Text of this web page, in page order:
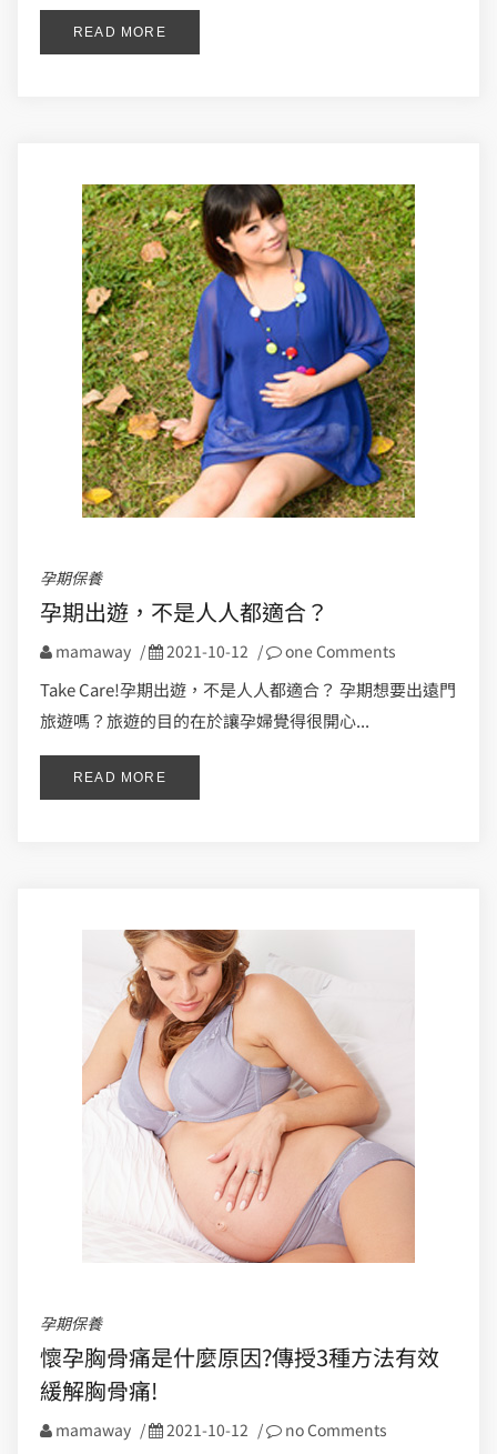
READ MORE
孕期保養
孕期出遊，不是人人都適合？
mamaway / 2021-10-12 / one Comments
Take Care!孕期出遊，不是人人都適合？ 孕期想要出遠門
旅遊嗎？旅遊的目的在於讓孕婦覺得很開心...
READ MORE
孕期保養
懷孕胸骨痛是什麼原因?傳授3種方法有效
緩解胸骨痛!
mamaway / 2021-10-12 / no Comments